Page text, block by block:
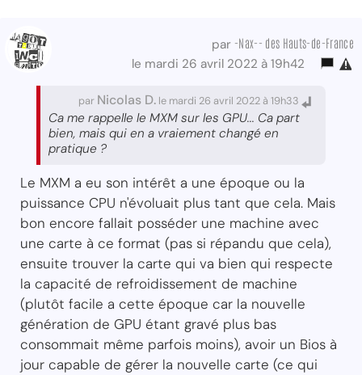
par -Nax-- des Hauts-de-France
le mardi 26 avril 2022 à 19h42
par Nicolas D. le mardi 26 avril 2022 à 19h33
Ca me rappelle le MXM sur les GPU... Ca part
bien, mais qui en a vraiement changé en
pratique ?
Le MXM a eu son intérêt a une époque ou la
puissance CPU n'évoluait plus tant que cela. Mais
bon encore fallait posséder une machine avec
une carte à ce format (pas si répandu que cela),
ensuite trouver la carte qui va bien qui respecte
la capacité de refroidissement de machine
(plutôt facile a cette époque car la nouvelle
génération de GPU étant gravé plus bas
consommait même parfois moins), avoir un Bios à
jour capable de gérer la nouvelle carte (ce qui